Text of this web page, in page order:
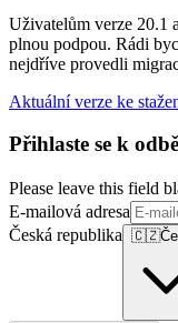
Uživatelům verze 20.1
plnou podpou. Rádi
nejdříve provedli
Aktuální verze ke
Přihlaste se k
Please leave this field
E-mailová adresa
Česká republika 🇨🇿